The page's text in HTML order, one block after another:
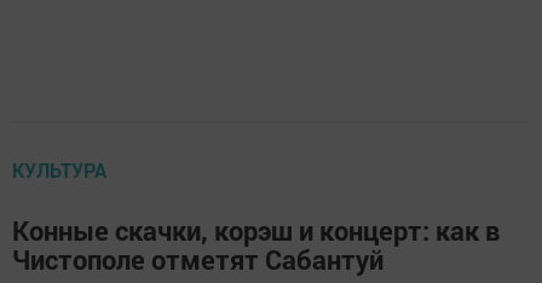
КУЛЬТУРА
Конные скачки, корэш и концерт: как в
Чистополе отметят Сабантуй